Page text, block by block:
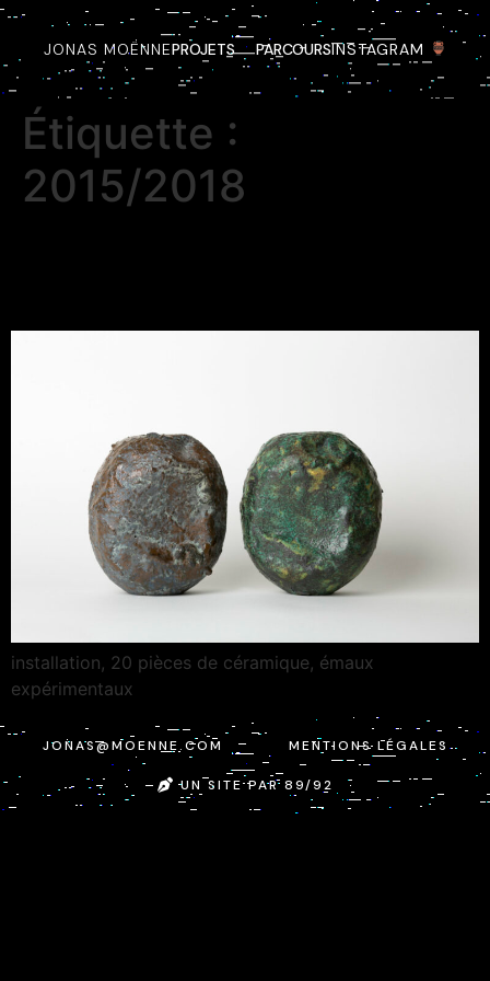
JONAS MOËNNEPROJETS PARCOURSINSTAGRAM
Étiquette :
2015/2018
installation, 20 pièces de céramique, émaux
expérimentaux
JONAS@MOENNE.COM MENTIONS LÉGALES
UN SITE PAR 89/92